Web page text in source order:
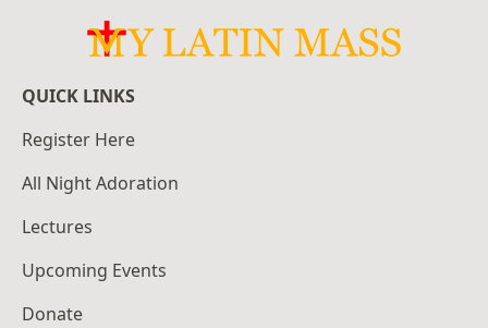
QUICK LINKS
Register Here
All Night Adoration
Lectures
Upcoming Events
Donate